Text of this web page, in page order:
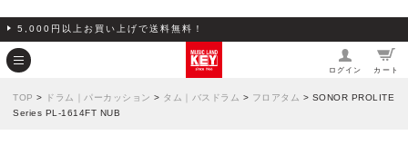
5,000円以上お買い上げで送料無料！
ログイン カート
TOP > ドラム｜パーカッション > タム｜バスドラム > フロアタム > SONOR PROLITE
Series PL-1614FT NUB